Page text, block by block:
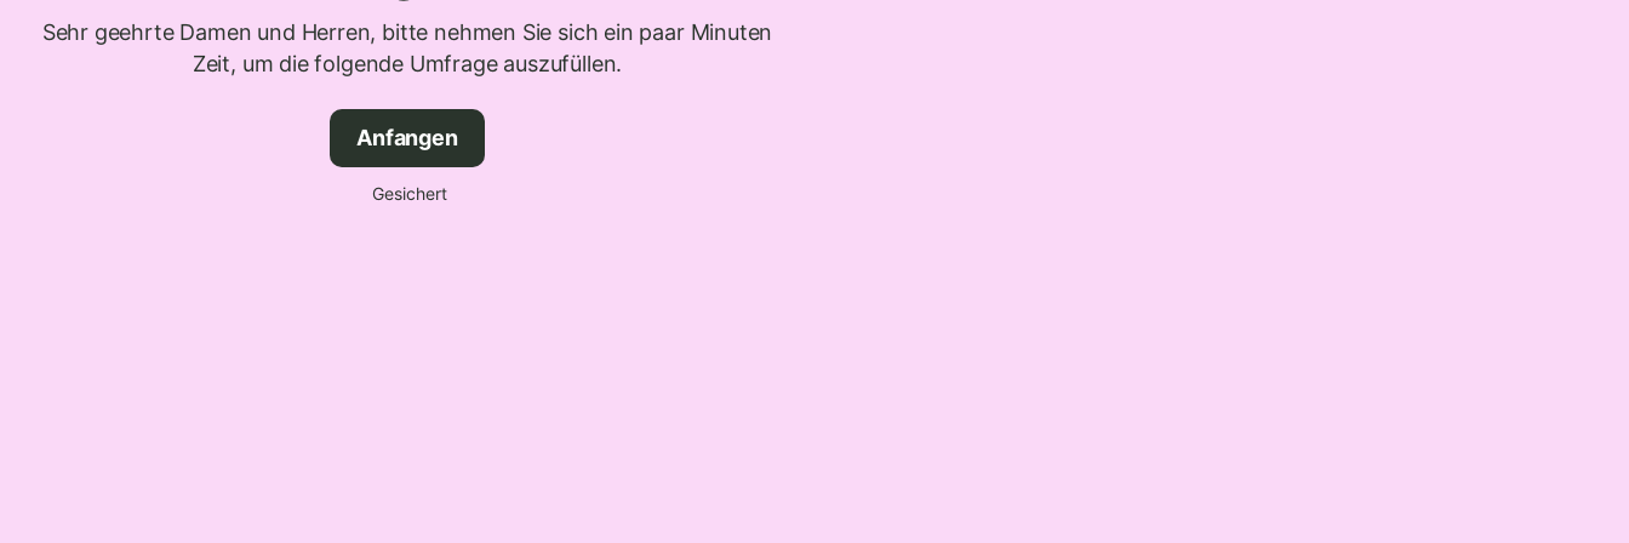
Sehr geehrte Damen und Herren, bitte nehmen Sie sich ein paar Minuten
Zeit, um die folgende Umfrage auszufüllen.
Anfangen
Gesichert